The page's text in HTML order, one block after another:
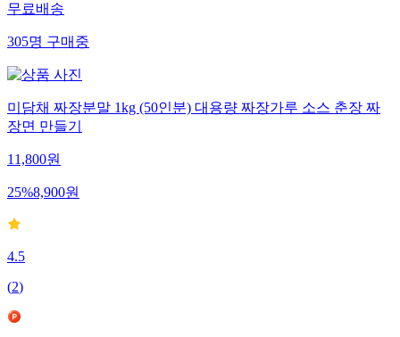
무료배송
305명 구매중
미담채 짜장분말 1kg (50인분) 대용량 짜장가루 소스 춘장 짜
장면 만들기
11,800원
25%8,900원
4.5
(2)